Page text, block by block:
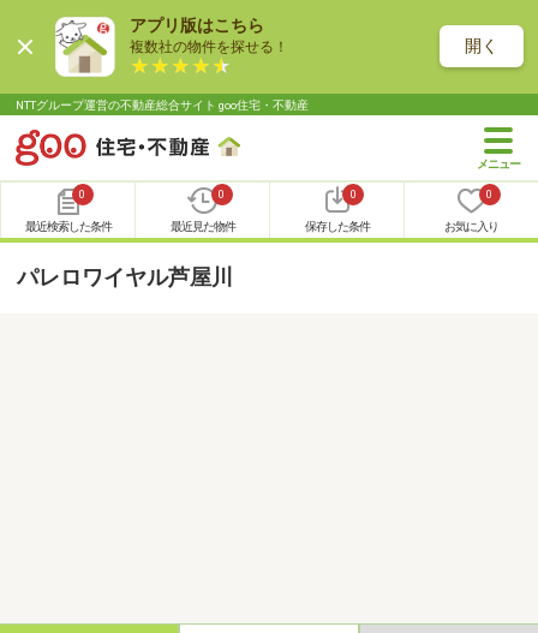
アプリ版はこちら
複数社の物件を探せる！ 開く
NTTグループ運営の不動産総合サイト goo住宅・不動産
0
最近検索した条件
0
最近見た物件
0
保存した条件
0
お気に入り
パレロワイヤル芦屋川